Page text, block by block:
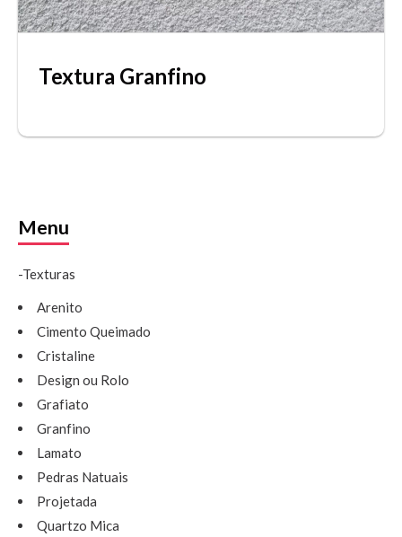
Textura Granfino
Menu
-Texturas
Arenito
Cimento Queimado
Cristaline
Design ou Rolo
Grafiato
Granfino
Lamato
Pedras Natuais
Projetada
Quartzo Mica